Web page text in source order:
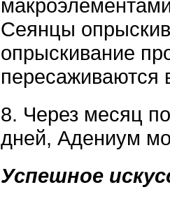
Сеянцы
опрыскивание
пересаживаются
8. Через месяц
дней, Адениум
Успешное